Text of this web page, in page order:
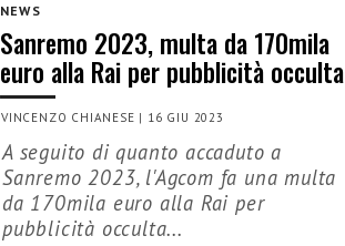
NEWS
Sanremo 2023, multa da 170mila
euro alla Rai per pubblicità occulta
VINCENZO CHIANESE | 16 GIU 2023
A seguito di quanto accaduto a
Sanremo 2023, l'Agcom fa una multa
da 170mila euro alla Rai per
pubblicità occulta...